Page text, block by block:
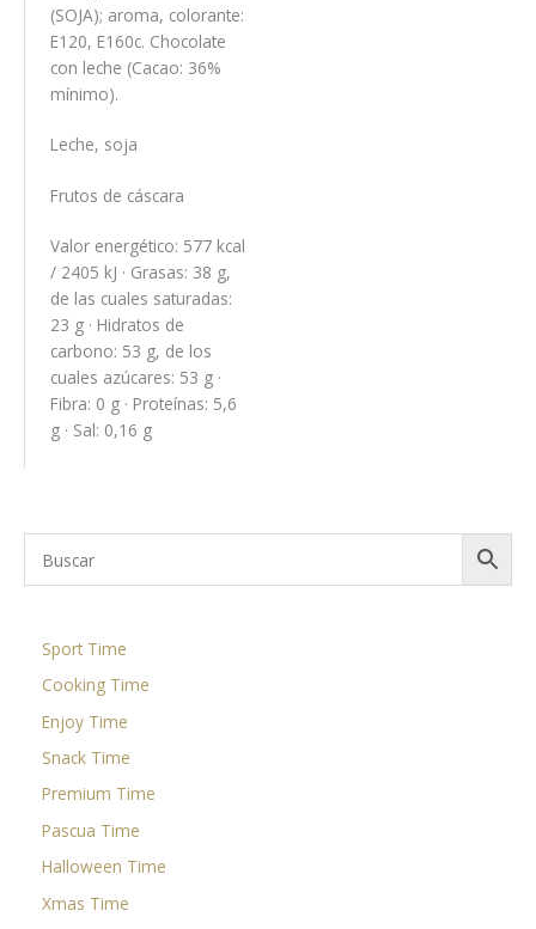
(SOJA); aroma, colorante:
E120, E160c. Chocolate
con leche (Cacao: 36%
mínimo).
Leche, soja
Frutos de cáscara
Valor energético: 577 kcal
/ 2405 kJ · Grasas: 38 g,
de las cuales saturadas:
23 g · Hidratos de
carbono: 53 g, de los
cuales azúcares: 53 g ·
Fibra: 0 g · Proteínas: 5,6
g · Sal: 0,16 g
Sport Time
Cooking Time
Enjoy Time
Snack Time
Premium Time
Pascua Time
Halloween Time
Xmas Time